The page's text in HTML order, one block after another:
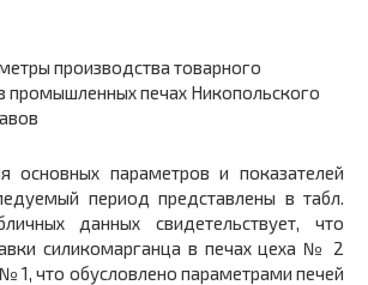
основных параметров и показателей
период представлены в табл.
данных свидетельствует, что
силикомарганца в печах цеха № 2
1, что обусловлено параметрами печей